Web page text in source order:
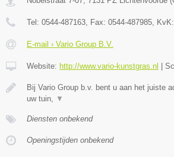
Tel: 0544-487163, Fax: 0544-487985, KvK:
E-mail › Vario Group B.V.
Website: http://www.vario-kunstgras.nl
Bij Vario Group b.v. bent u aan het juiste
uw tuin, ▼
Diensten onbekend
Openingstijden onbekend